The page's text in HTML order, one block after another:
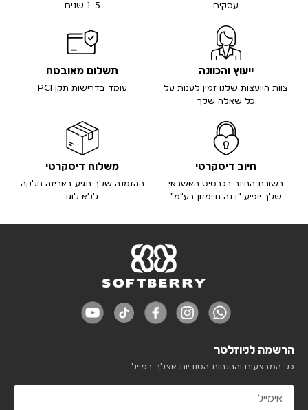
עסקים
1-5 שנים
ייעוץ והכוונה
צוות היועצות שלנו זמין לענות על
כל שאלה שלך
תשלום מאובטח
עומד בדרישות תקן PCI
חיוב דיסקרטי
בשורת החיוב בכרטיס האשראי
שלך יופיע "דנה חיימזון בע"מ"
משלוח דיסקרטי
ההזמנה שלך תגיע באריזה חלקה
ללא לוגו
הרשמה לניוזלטר
כל המבצעים וההנחות הסודיות אצלך במייל